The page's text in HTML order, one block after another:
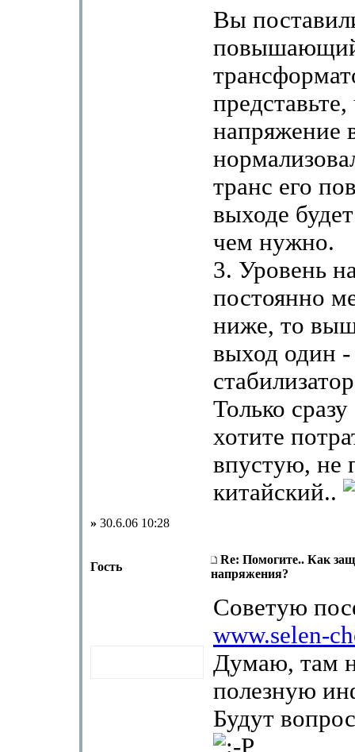
Вы
представьте,
напряжение
транс его
выходе
чем нужно.
3. Уровень
постоянно
ниже, то
выход один -
Только
хотите
впустую, не
китайский..
» 30.6.06 10:28
Гость
Re: Помогите.. Как
напряжения?
Советую
www.selen-
Думаю, там
полезную
Будут